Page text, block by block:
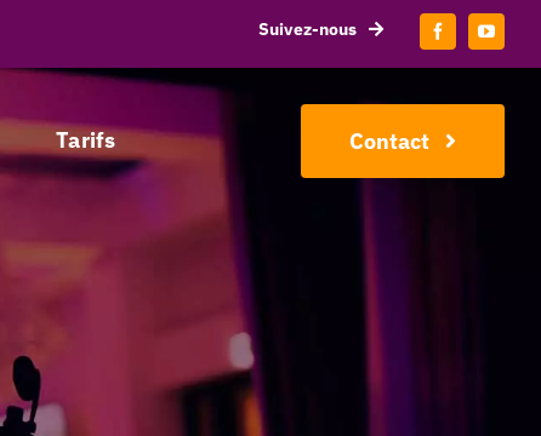
Suivez-nous
Tarifs Contact